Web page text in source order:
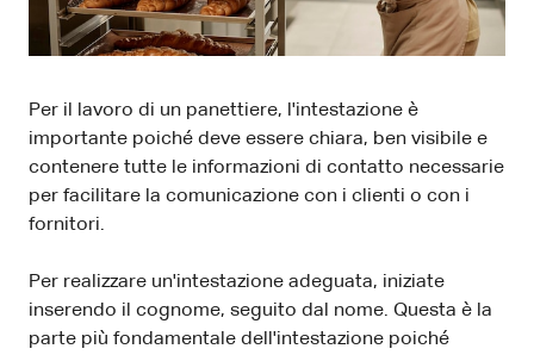
Per il lavoro di un panettiere, l'intestazione è
importante poiché deve essere chiara, ben visibile e
contenere tutte le informazioni di contatto necessarie
per facilitare la comunicazione con i clienti o con i
fornitori.
Per realizzare un'intestazione adeguata, iniziate
inserendo il cognome, seguito dal nome. Questa è la
parte più fondamentale dell'intestazione poiché